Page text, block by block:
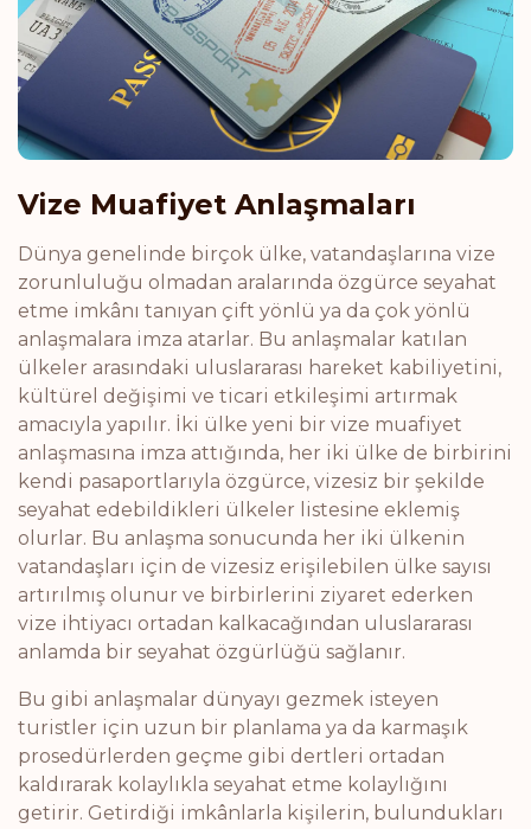
Vize Muafiyet Anlaşmaları
Dünya genelinde birçok ülke, vatandaşlarına vize
zorunluluğu olmadan aralarında özgürce seyahat
etme imkânı tanıyan çift yönlü ya da çok yönlü
anlaşmalara imza atarlar. Bu anlaşmalar katılan
ülkeler arasındaki uluslararası hareket kabiliyetini,
kültürel değişimi ve ticari etkileşimi artırmak
amacıyla yapılır. İki ülke yeni bir vize muafiyet
anlaşmasına imza attığında, her iki ülke de birbirini
kendi pasaportlarıyla özgürce, vizesiz bir şekilde
seyahat edebildikleri ülkeler listesine eklemiş
olurlar. Bu anlaşma sonucunda her iki ülkenin
vatandaşları için de vizesiz erişilebilen ülke sayısı
artırılmış olunur ve birbirlerini ziyaret ederken
vize ihtiyacı ortadan kalkacağından uluslararası
anlamda bir seyahat özgürlüğü sağlanır.
Bu gibi anlaşmalar dünyayı gezmek isteyen
turistler için uzun bir planlama ya da karmaşık
prosedürlerden geçme gibi dertleri ortadan
kaldırarak kolaylıkla seyahat etme kolaylığını
getirir. Getirdiği imkânlarla kişilerin, bulundukları